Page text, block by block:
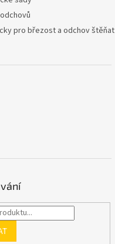
pro březost a odchov štěňat